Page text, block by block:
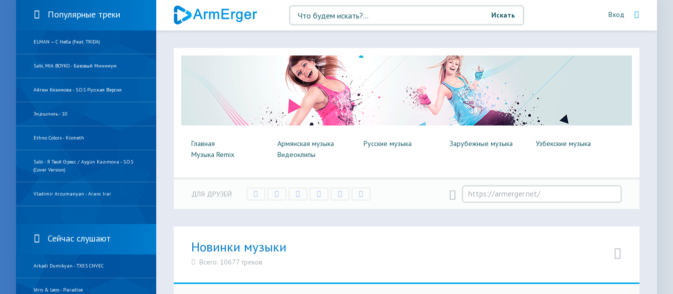
Популярные треки
ELMAN — С Неба (feat. TRIDA)
Sabi, MIA BOYKO - Базовый Минимум
Айгюн Кязимова - S.O.S Русская Версия
Эндшпиль - 10
Ethno Colors - Kismeth
Sabi - Я Твой Стресс / Aygün Kazımova - S.O.S
(Cover Version)
Vladimir Arzumanyan - Aranc Irar
Сейчас слушают
Arkadi Dumikyan - TXES CNVEC
Idris & Leos - Paradise
Искать Вход
Главная Армянская музыка Русские музыка Зарубежные музыка
Узбекские музыка
Музыка Remix
Видеоклипы
ДЛЯ ДРУЗЕЙ
Новинки музыки
Всего: 10677 треков